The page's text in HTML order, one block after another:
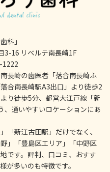
科」
3-16 リベルテ南長崎1F
1222
長崎の歯医者「落合南長崎ふ
合南長崎駅A3出口」より徒歩2
り徒歩5分、都営大江戸線「新
、通いやすいロケーションにあ
「新江古田駅」だけでなく、
」「豊島区エリア」「中野区
です。評判、口コミ、おすす
が多いのも特徴です。